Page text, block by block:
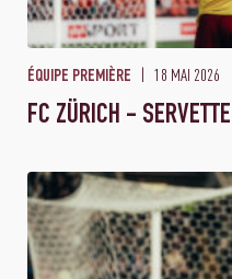
ÉQUIPE PREMIÈRE 18 MAI 2026
FC ZÜRICH -